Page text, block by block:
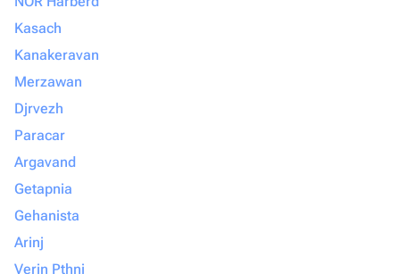
Kasach
Kanakeravan
Merzawan
Djrvezh
Paracar
Argavand
Getapnia
Gehanista
Arinj
Verin Pthni